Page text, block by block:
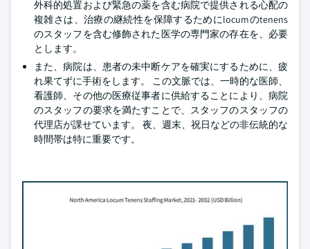
外科的処置および緊急の薬を含む病院で提供される心配の
複雑さは、治療の継続性を保障するためにlocumのtenens
のスタッフを含む修飾された医学の専門家の存在を、必要
とします。
また、病院は、患者の未中断ケアを確実にするために、疲
れ果てずに手術をします。 この文脈では、一時的な医師、
看護師、その他の医療従事者に供給することにより、病院
のスタッフの要求を満たすことで、スタッフのスタッフの
代理店が課せています。 夜、週末、祝日などの非伝統的な
時間帯は特に重要です。